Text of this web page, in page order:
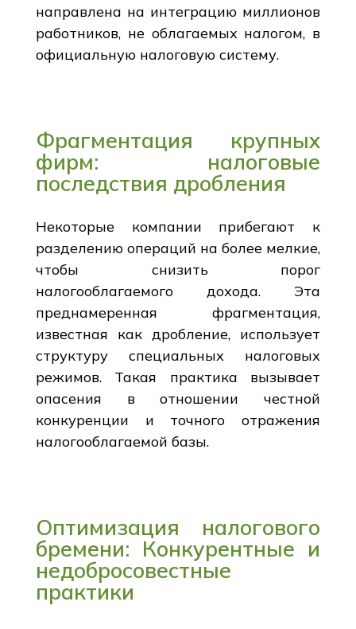
направлена на интеграцию миллионов
работников, не облагаемых налогом, в
официальную налоговую систему.
Фрагментация крупных
фирм: налоговые
последствия дробления
Некоторые компании прибегают к
разделению операций на более мелкие,
чтобы снизить порог
налогооблагаемого дохода. Эта
преднамеренная фрагментация,
известная как дробление, использует
структуру специальных налоговых
режимов. Такая практика вызывает
опасения в отношении честной
конкуренции и точного отражения
налогооблагаемой базы.
Оптимизация налогового
бремени: Конкурентные и
недобросовестные
практики